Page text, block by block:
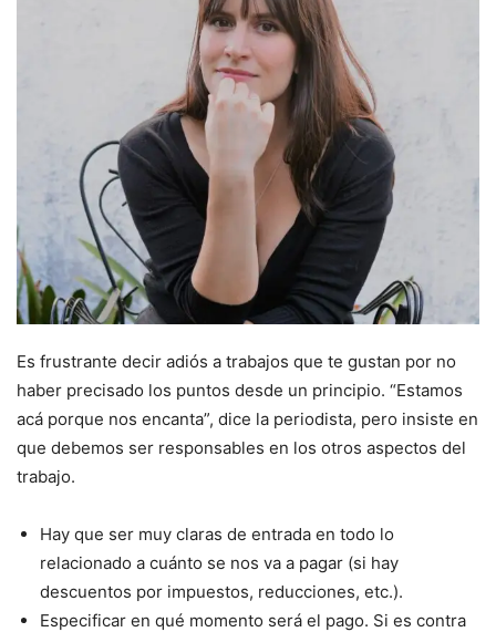
Es frustrante decir adiós a trabajos que te gustan por no
haber precisado los puntos desde un principio. “Estamos
acá porque nos encanta”, dice la periodista, pero insiste en
que debemos ser responsables en los otros aspectos del
trabajo.
Hay que ser muy claras de entrada en todo lo
relacionado a cuánto se nos va a pagar (si hay
descuentos por impuestos, reducciones, etc.).
Especificar en qué momento será el pago. Si es contra